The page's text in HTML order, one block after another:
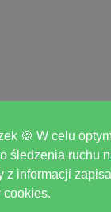
🍪 W celu
śledzenia ruchu
z informacji
cookies.